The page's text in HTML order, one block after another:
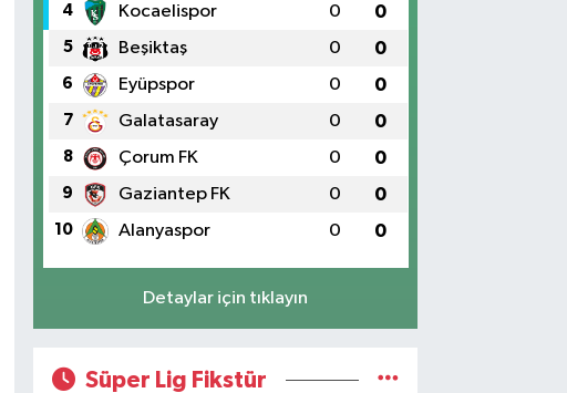
4 Kocaelispor 0 0
5 Beşiktaş 0 0
6 Eyüpspor 0 0
7 Galatasaray 0 0
8 Çorum FK 0 0
9 Gaziantep FK 0 0
10 Alanyaspor 0 0
Detaylar için tıklayın
Süper Lig Fikstür